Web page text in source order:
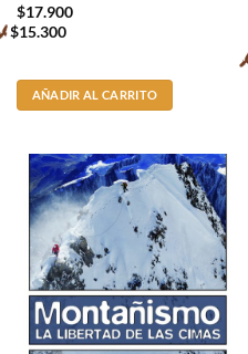
$17.900
Premium
$15.300
AÑADIR AL CARRITO